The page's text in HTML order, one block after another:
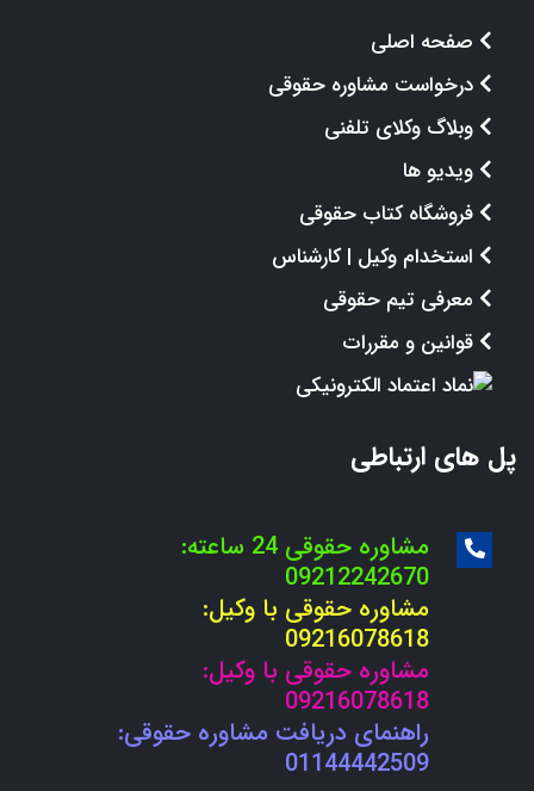
صفحه اصلی
درخواست مشاوره حقوقی
وبلاگ وکلای تلفنی
ویدیو ها
فروشگاه کتاب حقوقی
استخدام وکیل | کارشناس
معرفی تیم حقوقی
قوانین و مقررات
پل های ارتباطی
مشاوره حقوقی 24 ساعته:
09212242670
مشاوره حقوقی با وکیل:
09216078618
مشاوره حقوقی با وکیل:
09216078618
راهنمای دریافت مشاوره حقوقی:
01144442509